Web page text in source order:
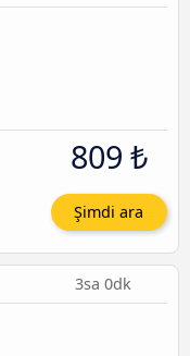
809 ₺
Şimdi ara
3sa 0dk